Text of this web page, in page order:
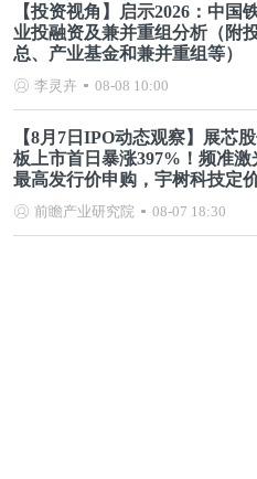
【投资视角】启示2026：中国
业投融资及兼并重组分析（附
总、产业基金和兼并重组等）
李灵卉 08-08 10:00
【8月7日IPO动态观察】展芯
板上市首日暴涨397%！频准激
最高发行价申购，宇树科技定
前瞻产业研究院 08-07 18:30